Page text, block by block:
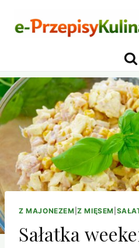
Z MAJONEZEM |Z MIĘSEM
Sałatka